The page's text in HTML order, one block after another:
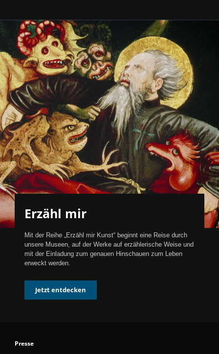
Erzähl mir
Mit der Reihe „Erzähl mir Kunst“ beginnt eine Reise durch
unsere Museen, auf der Werke auf erzählerische Weise und
mit der Einladung zum genauen Hinschauen zum Leben
erweckt werden.
Jetzt entdecken
Presse